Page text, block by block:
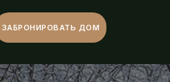
ЗАБРОНИРОВАТЬ ДОМ